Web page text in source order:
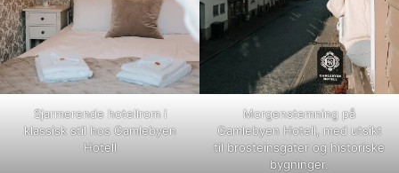
Sjarmerende hotellrom i
klassisk stil hos Gamlebyen
Hotell
Morgenstemning på
Gamlebyen Hotell, med utsikt
til brosteinsgater og historiske
bygninger.